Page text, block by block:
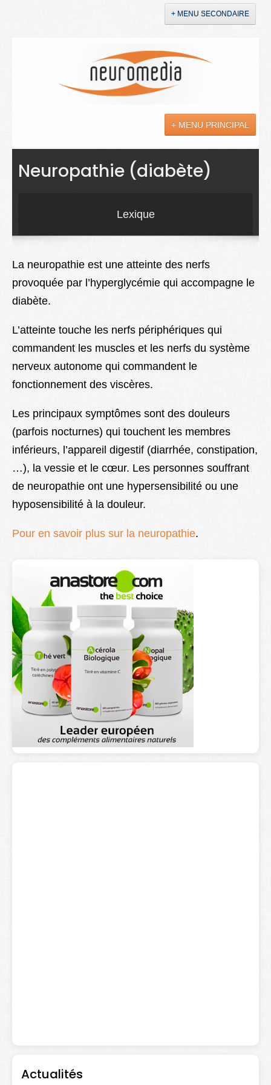
+ MENU SECONDAIRE
+ MENU PRINCIPAL
Actualités
Soins
Droit
Lexique
Neuropathie (diabète)
Lexique
La neuropathie est une atteinte des nerfs
provoquée par l’hyperglycémie qui accompagne le
diabète.
L’atteinte touche les nerfs périphériques qui
commandent les muscles et les nerfs du système
nerveux autonome qui commandent le
fonctionnement des viscères.
Les principaux symptômes sont des douleurs
(parfois nocturnes) qui touchent les membres
inférieurs, l’appareil digestif (diarrhée, constipation,
…), la vessie et le cœur. Les personnes souffrant
de neuropathie ont une hypersensibilité ou une
hyposensibilité à la douleur.
Pour en savoir plus sur la neuropathie.
Actualités